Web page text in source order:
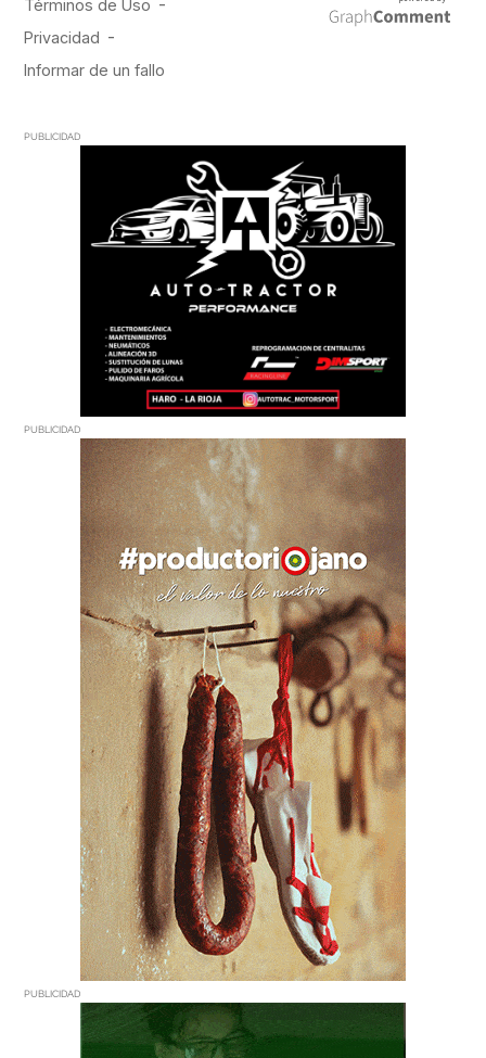
PUBLICIDAD
PUBLICIDAD
PUBLICIDAD